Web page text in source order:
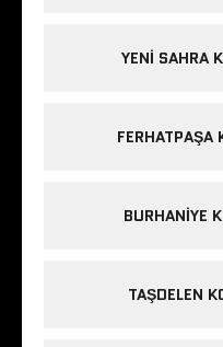
YENI SAHRA
FERHATPAŞA
BURHANIYE
TAŞDELEN